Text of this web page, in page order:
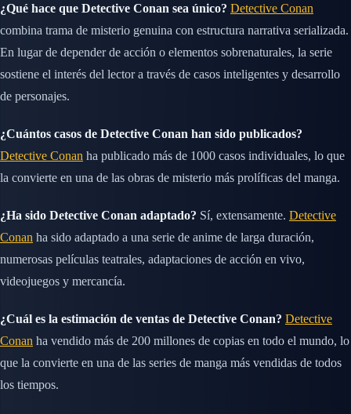
¿Qué hace que Detective Conan sea único? Detective Conan
combina trama de misterio genuina con estructura narrativa serializada.
En lugar de depender de acción o elementos sobrenaturales, la serie
sostiene el interés del lector a través de casos inteligentes y desarrollo
de personajes.
¿Cuántos casos de Detective Conan han sido publicados?
Detective Conan ha publicado más de 1000 casos individuales, lo que
la convierte en una de las obras de misterio más prolíficas del manga.
¿Ha sido Detective Conan adaptado? Sí, extensamente. Detective
Conan ha sido adaptado a una serie de anime de larga duración,
numerosas películas teatrales, adaptaciones de acción en vivo,
videojuegos y mercancía.
¿Cuál es la estimación de ventas de Detective Conan? Detective
Conan ha vendido más de 200 millones de copias en todo el mundo, lo
que la convierte en una de las series de manga más vendidas de todos
los tiempos.